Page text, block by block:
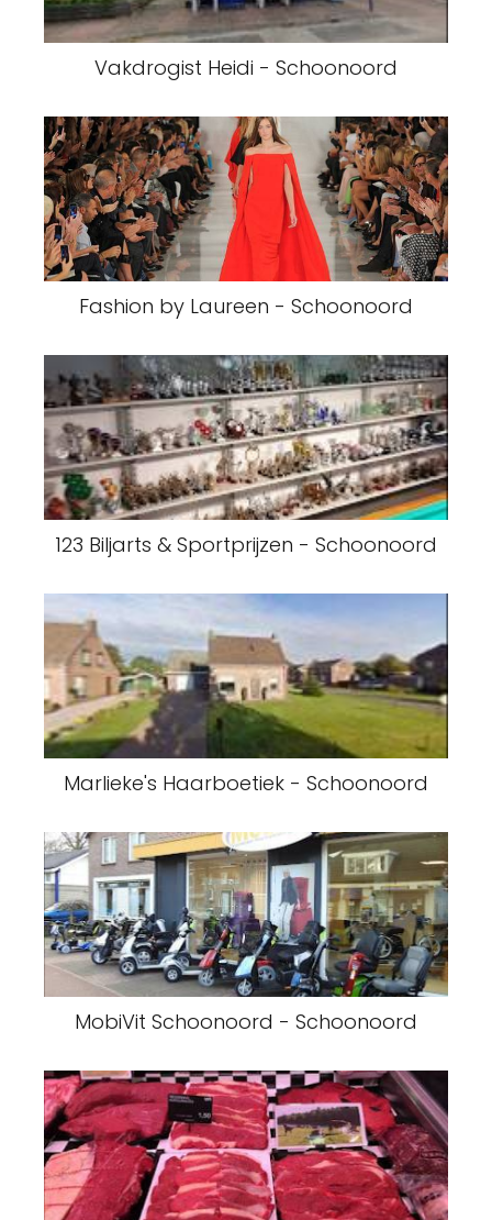
Vakdrogist Heidi - Schoonoord
Fashion by Laureen - Schoonoord
123 Biljarts & Sportprijzen - Schoonoord
Marlieke's Haarboetiek - Schoonoord
MobiVit Schoonoord - Schoonoord